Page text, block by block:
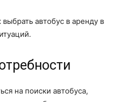
выбрать автобус в аренду в
на поиски автобуса,